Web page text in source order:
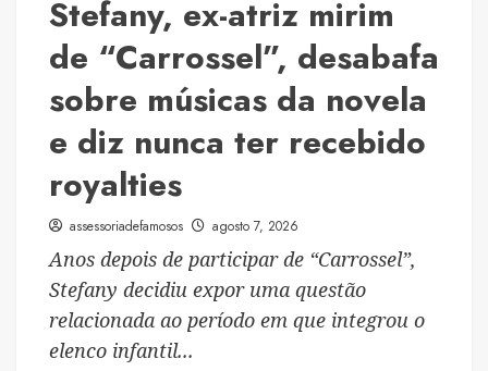
comemoração
Stefany, ex-atriz mirim
de “Carrossel”, desabafa
sobre músicas da novela
e diz nunca ter recebido
royalties
assessoriadefamosos agosto 7, 2026
Anos depois de participar de “Carrossel”,
Stefany decidiu expor uma questão
relacionada ao período em que integrou o
elenco infantil...